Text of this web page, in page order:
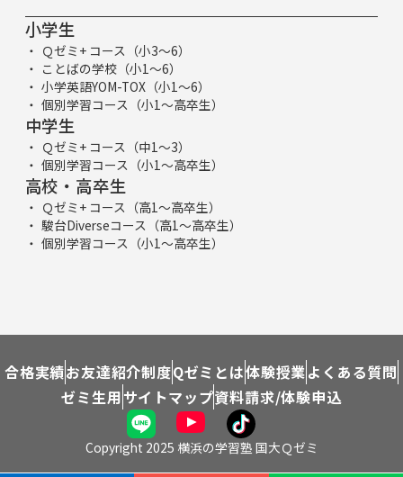
小学生
Ｑゼミ+ コース（小3～6）
ことばの学校（小1～6）
小学英語YOM-TOX（小1～6）
個別学習コース（小1～高卒生）
中学生
Ｑゼミ+ コース（中1～3）
個別学習コース（小1～高卒生）
高校・高卒生
Ｑゼミ+ コース（高1～高卒生）
駿台Diverseコース（高1～高卒生）
個別学習コース（小1～高卒生）
合格実績お友達紹介制度Qゼミとは体験授業よくある質問
ゼミ生用サイトマップ資料請求/体験申込
Copyright 2025 横浜の学習塾 国大Ｑゼミ